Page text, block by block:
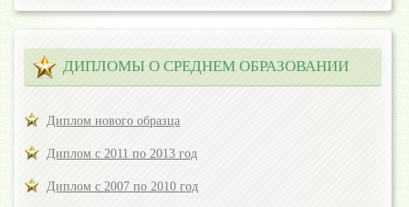
ДИПЛОМЫ О СРЕДНЕМ ОБРАЗОВАНИИ
Диплом нового образца
Диплом с 2011 по 2013 год
Диплом с 2007 по 2010 год